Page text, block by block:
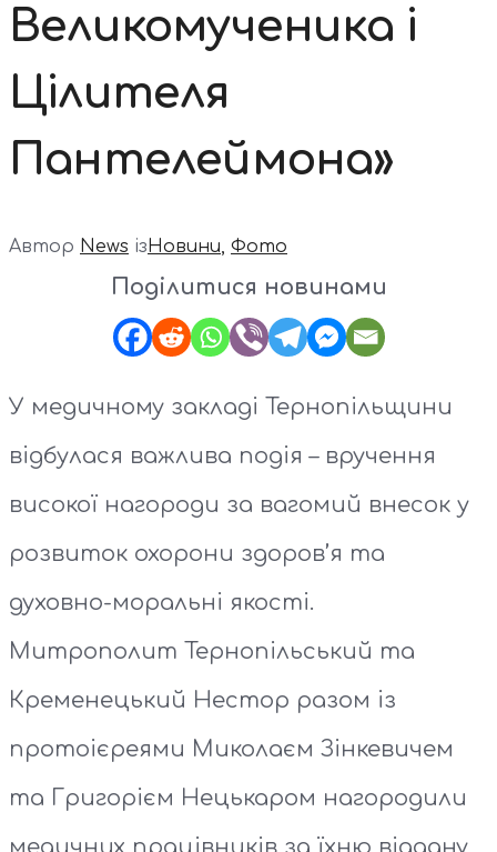
Великомученика і
Цілителя
Пантелеймона»
Автор News ізНовини, Фото
Поділитися новинами
У медичному закладі Тернопільщини
відбулася важлива подія – вручення
високої нагороди за вагомий внесок у
розвиток охорони здоров’я та
духовно-моральні якості.
Митрополит Тернопільський та
Кременецький Нестор разом із
протоієреями Миколаєм Зінкевичем
та Григорієм Нецькаром нагородили